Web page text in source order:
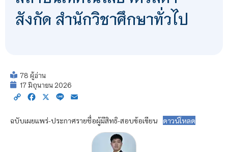
สังกัด สำนักวิชาศึกษาทั่วไป
78 ผู้อ่าน
17 มิถุนายน 2026
Copy Facebook
X Line
ฉบับเผยแพร่-ประกาศรายชื่อผู้มีสิทธิ-สอบข้อเขียน ดาวน์โหลด